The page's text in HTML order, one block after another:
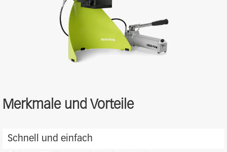
Merkmale und Vorteile
and
Schnell und einfach